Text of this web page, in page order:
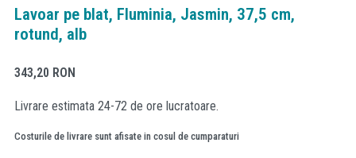
Lavoar pe blat, Fluminia, Jasmin, 37,5 cm,
rotund, alb
343,20 RON
Livrare estimata 24-72 de ore lucratoare.
Costurile de livrare sunt afisate in cosul de cumparaturi